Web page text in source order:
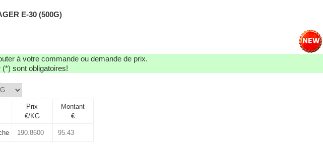
E-30 (500G)
à votre commande ou demande de prix.
sont obligatoires!
Prix
€/KG
Montant
€